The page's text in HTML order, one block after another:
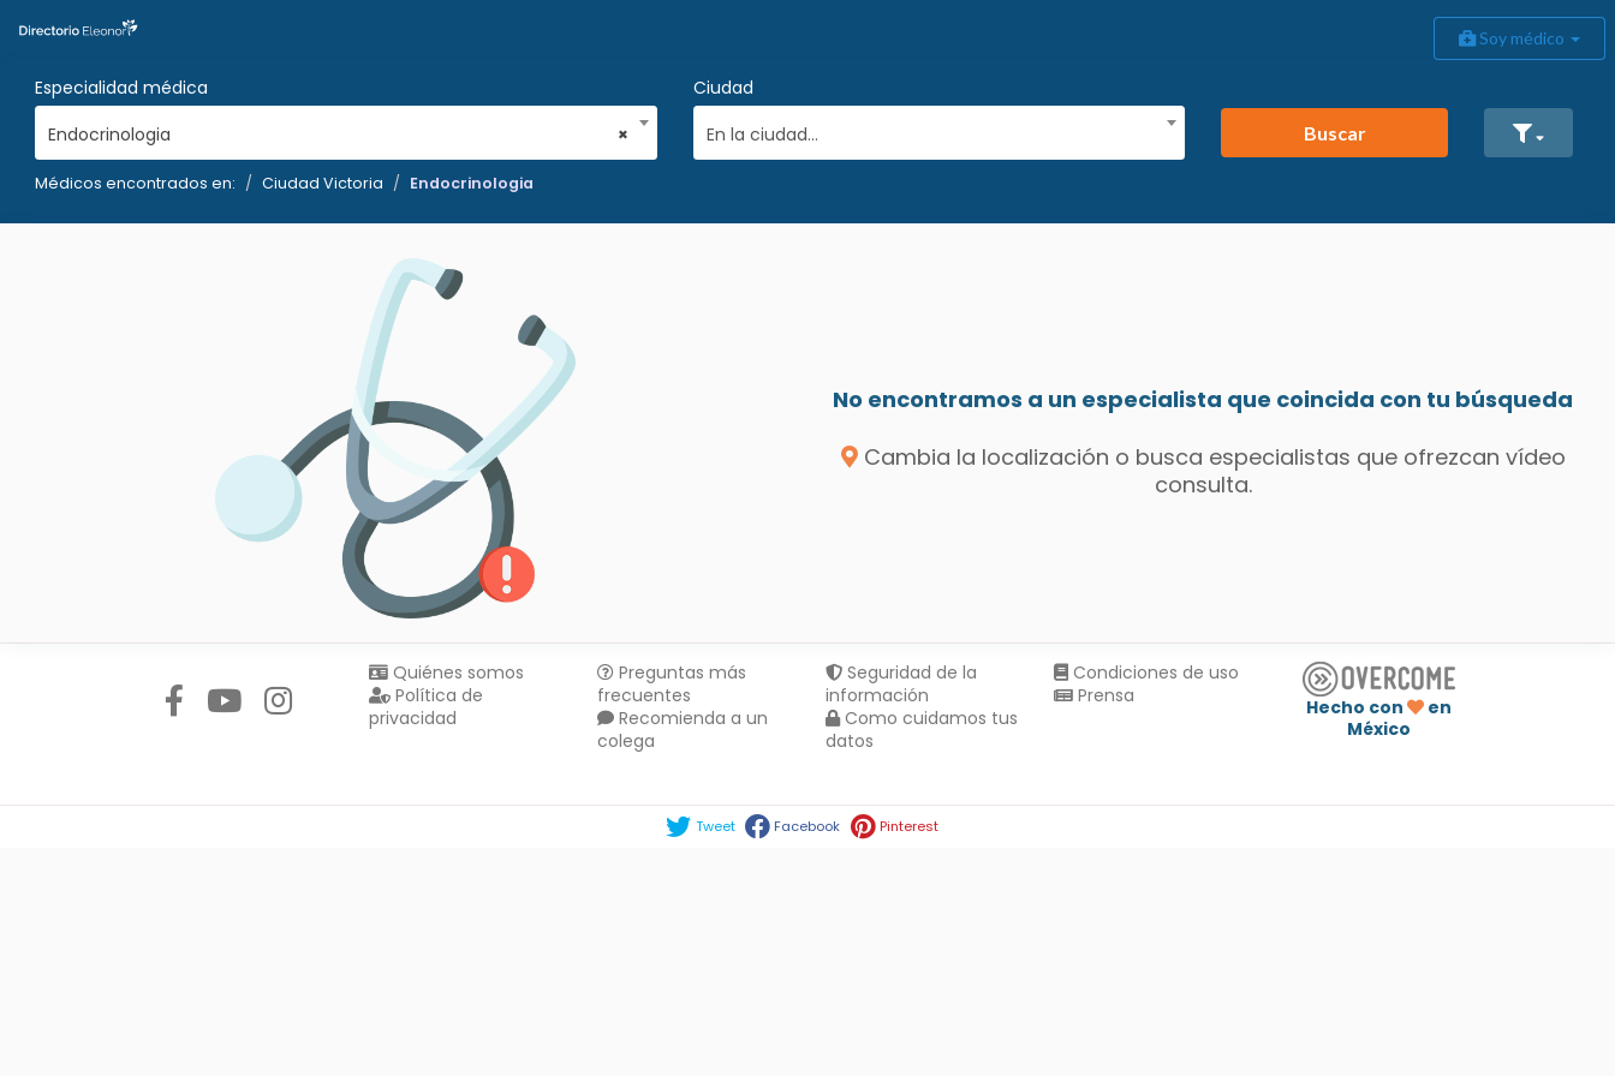
Soy médico
Especialidad médica
×
Endocrinologia
Ciudad
En la ciudad...
Buscar
Médicos encontrados en: Ciudad Victoria Endocrinologia
No encontramos a un especialista que coincida con tu búsqueda
Cambia la localización o busca especialistas que ofrezcan vídeo
consulta.
Quiénes somos
Política de
privacidad
Preguntas más
frecuentes
Recomienda a un
colega
Seguridad de la
información
Como cuidamos tus
datos
Condiciones de uso
Prensa
Hecho con
en
México
Tweet Facebook Pinterest